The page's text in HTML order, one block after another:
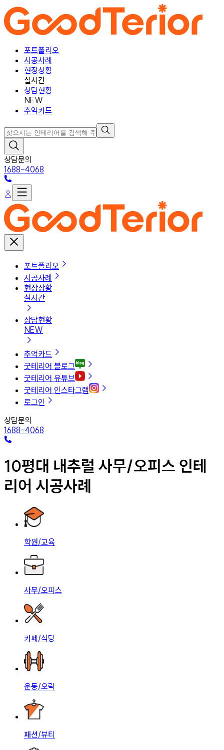
포트폴리오
시공사례
현장상황
실시간
상담현황
NEW
추억카드
상담문의
1688-4068
포트폴리오
시공사례
현장상황
실시간
상담현황
NEW
추억카드
굿테리어 블로그
굿테리어 유튜브
굿테리어 인스타그램
로그인
상담문의
1688-4068
10평대 내추럴 사무/오피스 인테
리어 시공사례
학원/교육
사무/오피스
카페/식당
운동/오락
패션/뷰티